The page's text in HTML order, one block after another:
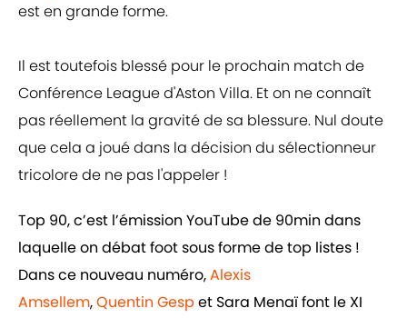
est en grande forme.
Il est toutefois blessé pour le prochain match de
Conférence League d'Aston Villa. Et on ne connaît
pas réellement la gravité de sa blessure. Nul doute
que cela a joué dans la décision du sélectionneur
tricolore de ne pas l'appeler !
Top 90, c’est l’émission YouTube de 90min dans
laquelle on débat foot sous forme de top listes !
Dans ce nouveau numéro,Alexis
Amsellem,Quentin Gesp et Sara Menaï font le XI